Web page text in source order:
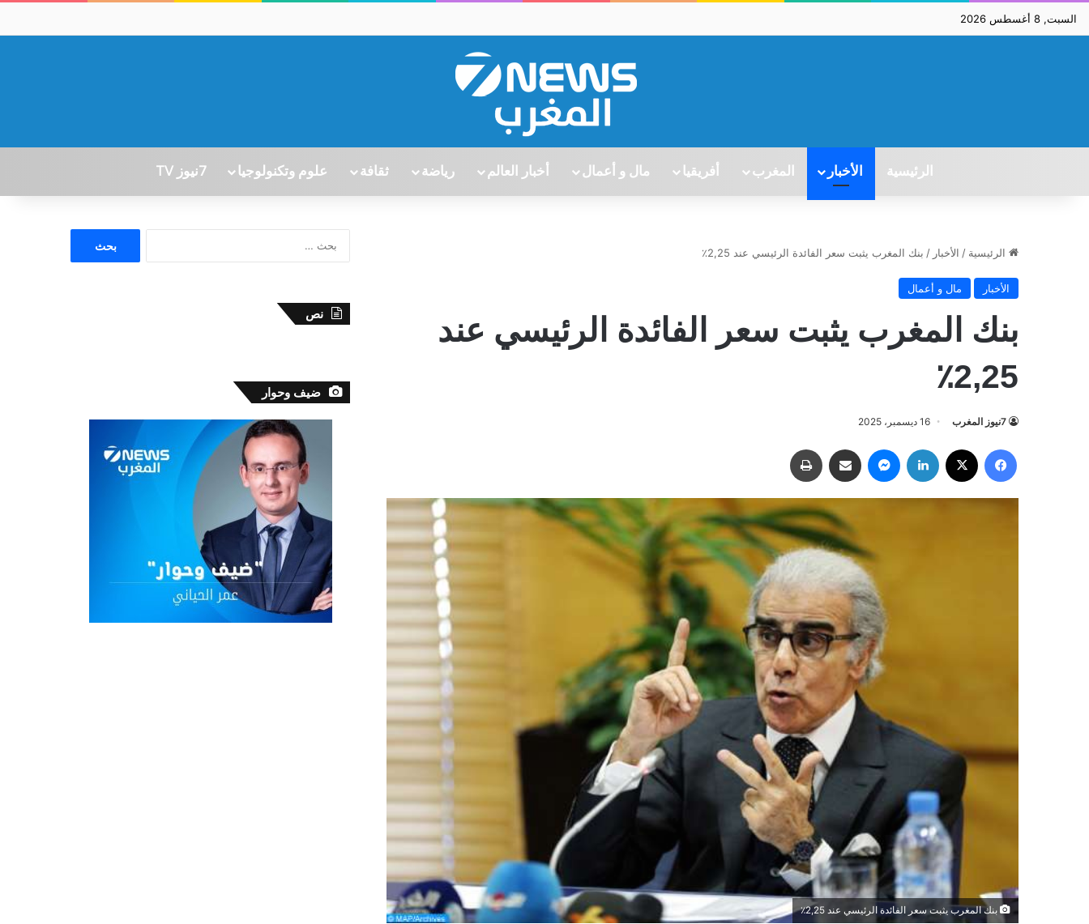
السبت, 8 أغسطس 2026
الرئيسية الأخبار المغرب أفريقيا مال و أعمال أخبار العالم رياضة ثقافة علوم وتكنولوجيا 7نيوز TV
الرئيسية / الأخبار / بنك المغرب يثبت سعر الفائدة الرئيسي عند 2,25٪
الأخبار مال و أعمال
بنك المغرب يثبت سعر الفائدة الرئيسي عند
2,25٪
7نيوز المغرب 16 ديسمبر، 2025
بنك المغرب يثبت سعر الفائدة الرئيسي عند 2,25٪
نص
ضيف وحوار